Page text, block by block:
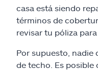
casa está siendo
términos de
revisar tu póliza
Por supuesto, nadie
de techo. Es posible